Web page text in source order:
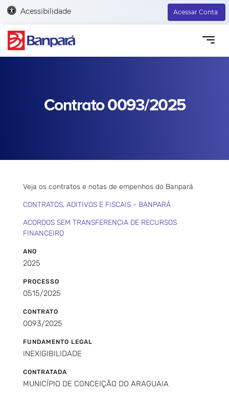
Acessibilidade Acessar Conta
Contrato 0093/2025
Veja os contratos e notas de empenhos do Banpará
CONTRATOS, ADITIVOS E FISCAIS - BANPARÁ
ACORDOS SEM TRANSFERENCIA DE RECURSOS
FINANCEIRO
ANO
2025
PROCESSO
0515/2025
CONTRATO
0093/2025
FUNDAMENTO LEGAL
INEXIGIBILIDADE
CONTRATADA
MUNICÍPIO DE CONCEIÇÃO DO ARAGUAIA